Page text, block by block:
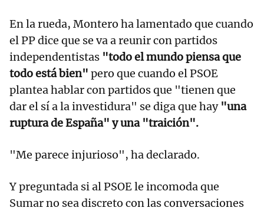
En la rueda, Montero ha lamentado que cuando
el PP dice que se va a reunir con partidos
independentistas "todo el mundo piensa que
todo está bien" pero que cuando el PSOE
plantea hablar con partidos que "tienen que
dar el sí a la investidura" se diga que hay"una
ruptura de España" y una "traición".
"Me parece injurioso", ha declarado.
Y preguntada si al PSOE le incomoda que
Sumar no sea discreto con las conversaciones